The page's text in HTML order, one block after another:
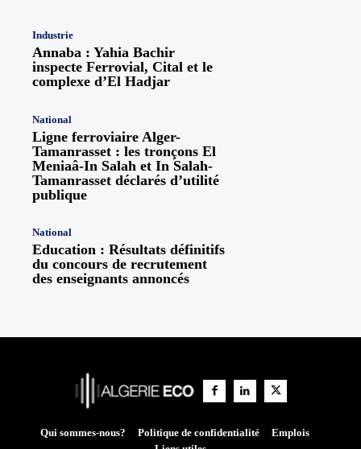
Industrie
Annaba : Yahia Bachir
inspecte Ferrovial, Cital et le
complexe d’El Hadjar
National
Ligne ferroviaire Alger-
Tamanrasset : les tronçons El
Meniaâ-In Salah et In Salah-
Tamanrasset déclarés d’utilité
publique
National
Education : Résultats définitifs
du concours de recrutement
des enseignants annoncés
Qui sommes-nous? Politique de confidentialité
Emplois